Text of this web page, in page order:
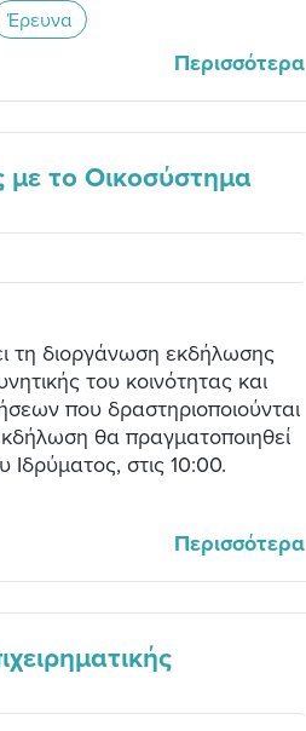
Έρευνα
Περισσότερα
με το Οικοσύστημα
τη διοργάνωση εκδήλωσης
του κοινότητας και
που δραστηριοποιούνται
θα πραγματοποιηθεί
Ιδρύματος, στις 10:00.
Περισσότερα